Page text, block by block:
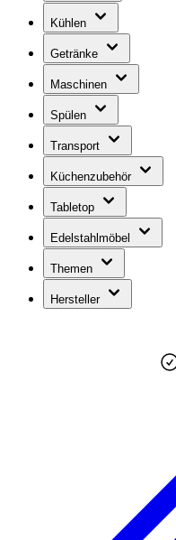
Kühlen
Getränke
Maschinen
Spülen
Transport
Küchenzubehör
Tabletop
Edelstahlmöbel
Themen
Hersteller